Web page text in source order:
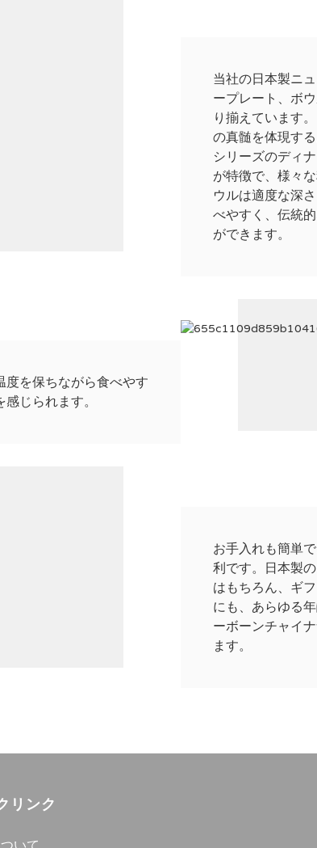
当社の日本製ニ
ープレート、ボ
り揃えています
の真髄を体現す
シリーズのディ
が特徴で、様々
ウルは適度な深
べやすく、伝統
ができます。
度を保ちながら食べやす
じられます。
お手入れも簡単
利です。日本製
はもちろん、ギ
にも、あらゆる
ーボーンチャイ
ます。
リンク